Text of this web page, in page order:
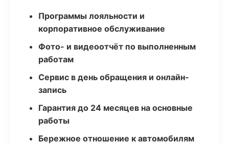
Программы лояльности и
корпоративное обслуживание
Фото- и видеоотчёт по выполненным
работам
Сервис в день обращения и онлайн-
запись
Гарантия до 24 месяцев на основные
работы
Бережное отношение к автомобилям